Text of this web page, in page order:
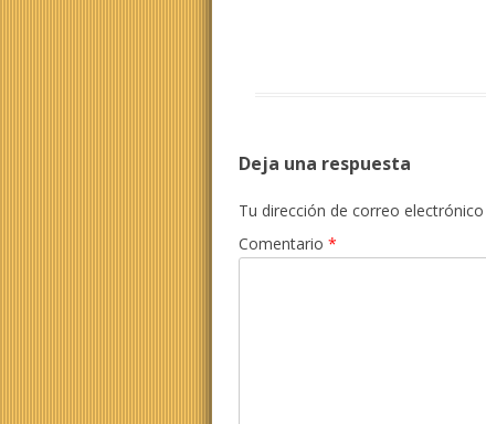
Deja una respuesta
Tu dirección de correo
Comentario *